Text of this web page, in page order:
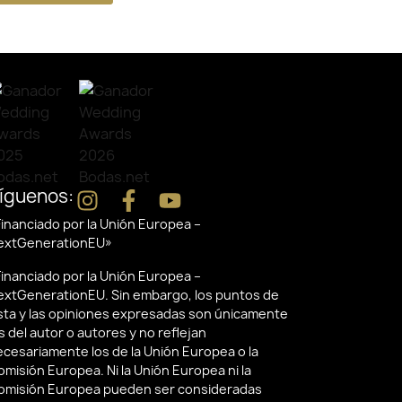
por la Unión Europea –
por la Unión Europea –
Sin embargo, los puntos de
y las opiniones expresadas son únicamente
del autor o autores y no reflejan
los de la Unión Europea o la
Europea. Ni la Unión Europea ni la
Europea pueden ser consideradas